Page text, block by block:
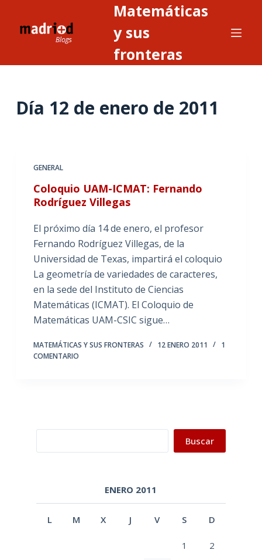
Matemáticas
y sus
fronteras
Día 12 de enero de 2011
GENERAL
Coloquio UAM-ICMAT: Fernando
Rodríguez Villegas
El próximo día 14 de enero, el profesor
Fernando Rodríguez Villegas, de la
Universidad de Texas, impartirá el coloquio
La geometría de variedades de caracteres,
en la sede del Instituto de Ciencias
Matemáticas (ICMAT). El Coloquio de
Matemáticas UAM-CSIC sigue…
MATEMÁTICAS Y SUS FRONTERAS 12 ENERO 2011
1
COMENTARIO
Buscar
ENERO 2011
L M X J V S D
1 2